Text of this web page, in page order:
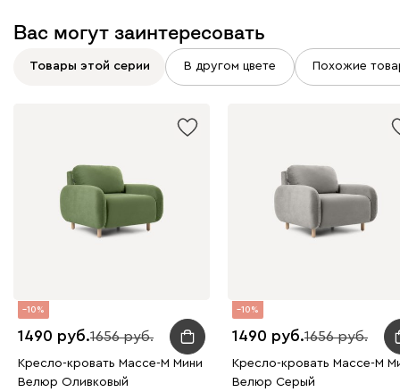
Вас могут заинтересовать
Товары этой серии В другом цвете Похожие
10
1490 1656
Кресло-кровать Массе-М Мини
Велюр Оливковый
10
1490 1656
Кресло-кровать Массе-М
Велюр Серый